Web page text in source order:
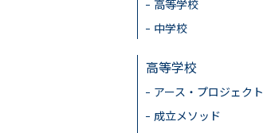
高等学校
中学校
高等学校
アース・プロジェクト
成立メソッド